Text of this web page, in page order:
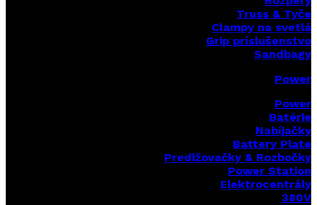
Truss & Tyče
Clampy na svetlá
Grip príslušenstvo
Sandbagy
Power
Power
Batérie
Nabíjačky
Battery Plate
Predlžovačky & Rozbočky
Power Station
Elektrocentrály
380V